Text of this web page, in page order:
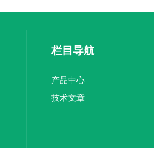
栏目导航
产品中心
技术文章